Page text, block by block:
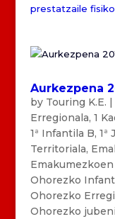
prestatzaile fisiko
Aurkezpena
by Touring K.E. |
Erregionala, 1
1ª Infantila B, 1ª
Territoriala,
Emakumezkoen
Ohorezko
Ohorezko
Ohorezko